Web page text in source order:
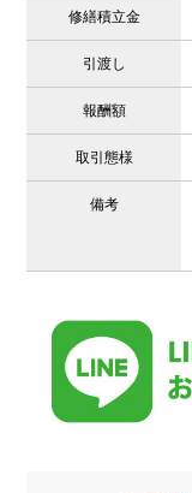
修繕積立金
引渡し
報酬額
取引態様
備考